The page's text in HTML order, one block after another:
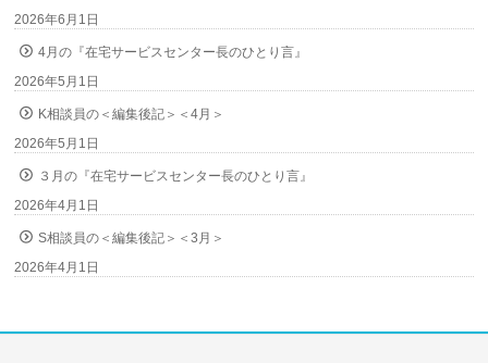
2026年6月1日
4月の『在宅サービスセンター長のひとり言』
2026年5月1日
K相談員の＜編集後記＞＜4月＞
2026年5月1日
３月の『在宅サービスセンター長のひとり言』
2026年4月1日
S相談員の＜編集後記＞＜3月＞
2026年4月1日